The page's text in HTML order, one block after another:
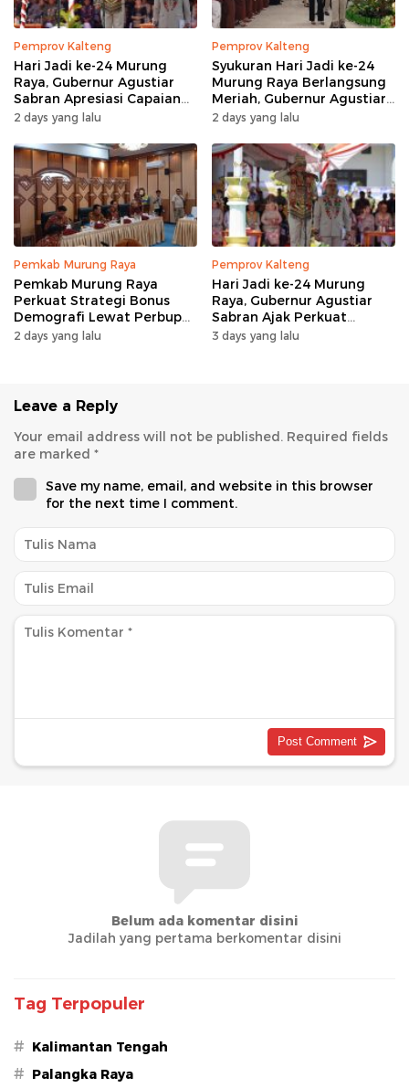
Pemprov Kalteng
Hari Jadi ke-24 Murung
Raya, Gubernur Agustiar
Sabran Apresiasi Capaian
Pembangunan
2 days yang lalu
Pemprov Kalteng
Syukuran Hari Jadi ke-24
Murung Raya Berlangsung
Meriah, Gubernur Agustiar
Sabran Hibur Masyarakat
2 days yang lalu
Pemkab Murung Raya
Pemkab Murung Raya
Perkuat Strategi Bonus
Demografi Lewat Perbup
Nomor 14 Tahun 2026
2 days yang lalu
Pemprov Kalteng
Hari Jadi ke-24 Murung
Raya, Gubernur Agustiar
Sabran Ajak Perkuat
Sinergi Pembangunan
3 days yang lalu
Leave a Reply
Your email address will not be published. Required fields
are marked *
Save my name, email, and website in this browser
for the next time I comment.
Belum ada komentar disini
Jadilah yang pertama berkomentar disini
Tag Terpopuler
# Kalimantan Tengah
# Palangka Raya